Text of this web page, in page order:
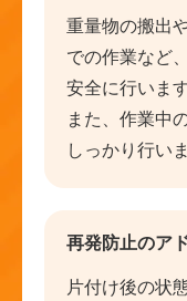
重量物の搬出
での作業など
安全に行います
また、作業中
しっかり行い
再発防止のア
片付け後の状